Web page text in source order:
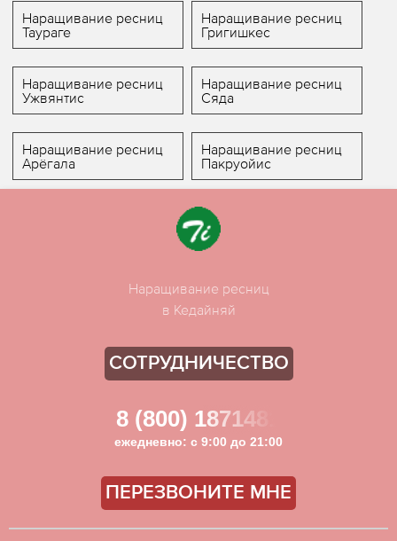
Наращивание ресниц
Таураге
Наращивание ресниц
Григишкес
Наращивание ресниц
Ужвянтис
Наращивание ресниц
Сяда
Наращивание ресниц
Арёгала
Наращивание ресниц
Пакруойис
Наращивание ресниц
в Кедайняй
СОТРУДНИЧЕСТВО
8 (800) 1871481
ежедневно: с 9:00 до 21:00
ПЕРЕЗВОНИТЕ МНЕ